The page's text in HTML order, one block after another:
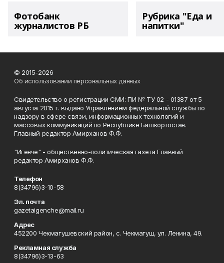
Фотобанк
журналистов РБ
Рубрика "Еда и
напитки"
© 2015-2026
Об использовании персональных данных
Свидетельство о регистрации СМИ: ПИ № ТУ 02 - 01387 от 5
августа 2015 г. выдано Управлением федеральной службы по
надзору в сфере связи, информационных технологий и
массовых коммуникаций по Республике Башкортостан.
Главный редактор Амирханов Ф.Ф.
"Игенче" - общественно-политическая газета Главный
редактор Амирханов Ф.Ф.
Телефон
8(34796)3-10-58
Эл. почта
gazetaigenche@mail.ru
Адрес
452200 Чекмагушевский район, с. Чекмагуш, ул. Ленина, 49.
Рекламная служба
8(34796)3-13-63